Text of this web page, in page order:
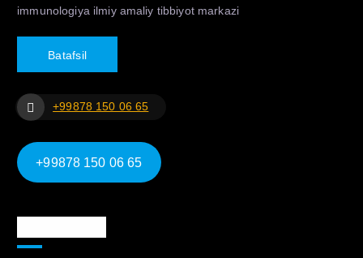
immunologiya ilmiy amaliy tibbiyot markazi
Batafsil
+99878 150 06 65
+99878 150 06 65